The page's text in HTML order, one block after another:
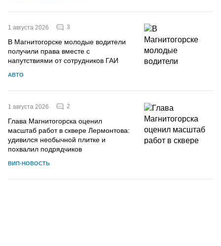
1 августа 2026 3
В Магнитогорске молодые водители
получили права вместе с
напутствиями от сотрудников ГАИ
АВТО
1 августа 2026 2
Глава Магнитогорска оценил
масштаб работ в сквере Лермонтова:
удивился необычной плитке и
похвалил подрядчиков
ВИП-НОВОСТЬ